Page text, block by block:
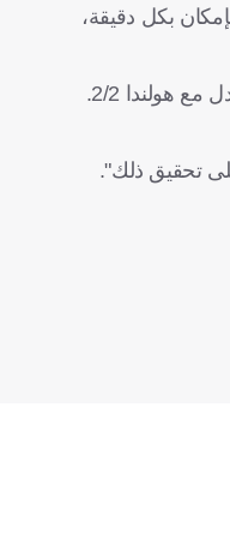
بكل دقيقة،
تحقيق ذلك".